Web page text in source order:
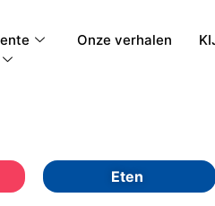
Onze verhalen
Eten